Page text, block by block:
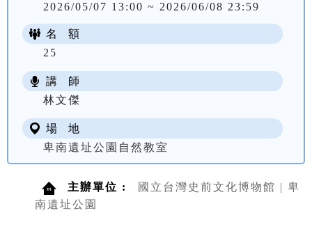
2026/05/07 13:00 ~ 2026/06/08 23:59
名 額
25
講 師
林文傑
場 地
卑南遺址公園自然教室
主辦單位 :
國立台灣史前文化博物館 | 卑
南遺址公園